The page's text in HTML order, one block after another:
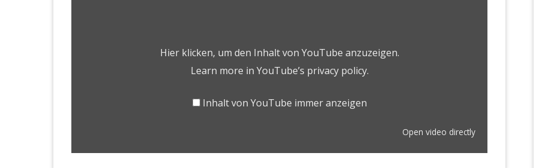
Hier klicken, um den Inhalt von YouTube anzuzeigen.
Learn more in YouTube’s privacy policy.
Inhalt von YouTube immer anzeigen
Open video directly